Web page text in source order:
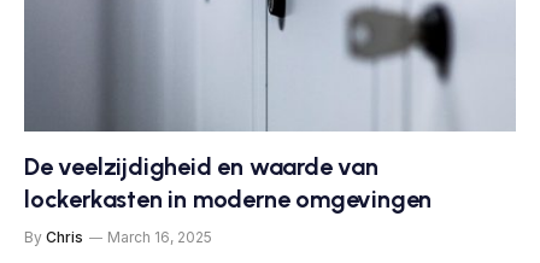
De veelzijdigheid en waarde van
lockerkasten in moderne omgevingen
By Chris March 16, 2025